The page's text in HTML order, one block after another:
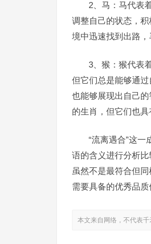
2、马：马代表
调整自己的状态，
境中迅速找到出路，
3、猴：猴代表
但它们总是能够通
也能够展现出自己
的生肖，但它们也具
“流离遇合”这
语的含义进行分析
虽然不是最符合但
需要具备的优秀品质
本文来自网络，不代表千